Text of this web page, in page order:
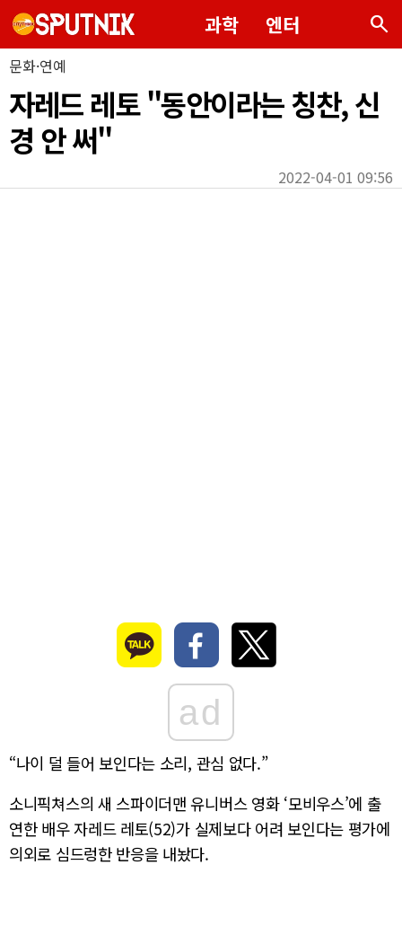
과학 엔터 search
문화·연예
자레드 레토 "동안이라는 칭찬, 신
경 안 써"
2022-04-01 09:56
ad
“나이 덜 들어 보인다는 소리, 관심 없다.”
소니픽쳐스의 새 스파이더맨 유니버스 영화 ‘모비우스’에 출
연한 배우 자레드 레토(52)가 실제보다 어려 보인다는 평가에
의외로 심드렁한 반응을 내놨다.